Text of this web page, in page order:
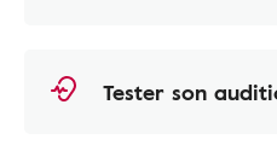
Tester son